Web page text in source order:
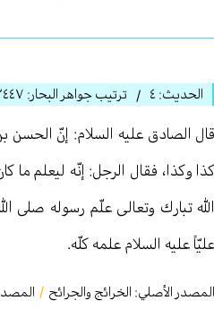
الحديث: ٤ / ترتيب جواهر البحار:
قال الصادق عليه السلام: إنّ الحسن
كذا وكذا، فقال الرجل: إنّه ليعلم ما
الله تبارك وتعالى علّم رسوله صلى
عليّاً عليه السلام علمه كلّه.
المصدر الأصلي: الخرائج والجرائح /